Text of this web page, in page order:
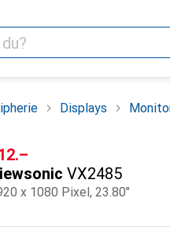
Displays
VX2485
x 1080 Pixel, 23.80"